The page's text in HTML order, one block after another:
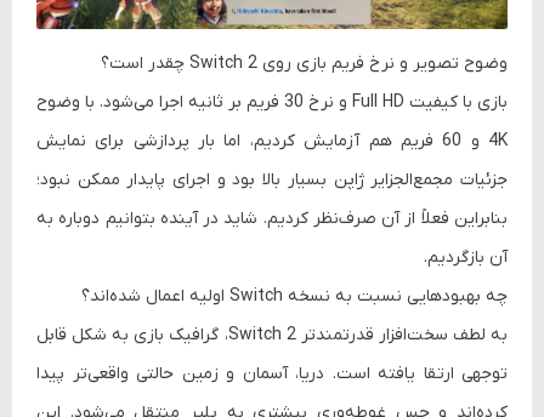
وضوح تصویر و نرخ فریم بازی روی Switch 2 چقدر است؟
بازی با کیفیت Full HD و نرخ 30 فریم بر ثانیه اجرا می‌شود. با وضوح
4K و 60 فریم هم آزمایش کردیم، اما بار پردازشی برای نمایش
جزئیات مجمع‌الجزایر ژاپن بسیار بالا بود و اجرای پایدار ممکن نبود؛
بنابراین فعلاً از آن صرف‌نظر کردیم. شاید در آینده بتوانیم دوباره به
آن بازگردیم.
چه بهبودهایی نسبت به نسخه Switch اولیه اعمال شده‌اند؟
به لطف سخت‌افزار قدرتمندتر Switch 2، گرافیک بازی به شکل قابل
توجهی ارتقا یافته است. دریا، آسمان و زمین حالتی واقعی‌تر پیدا